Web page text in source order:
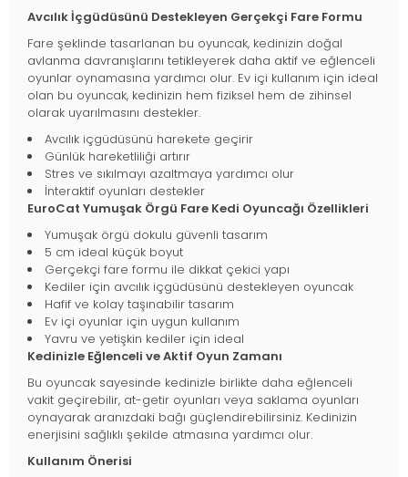
Avcılık İçgüdüsünü Destekleyen Gerçekçi Fare Formu
Fare şeklinde tasarlanan bu oyuncak, kedinizin doğal
avlanma davranışlarını tetikleyerek daha aktif ve eğlenceli
oyunlar oynamasına yardımcı olur. Ev içi kullanım için ideal
olan bu oyuncak, kedinizin hem fiziksel hem de zihinsel
olarak uyarılmasını destekler.
Avcılık içgüdüsünü harekete geçirir
Günlük hareketliliği artırır
Stres ve sıkılmayı azaltmaya yardımcı olur
İnteraktif oyunları destekler
EuroCat Yumuşak Örgü Fare Kedi Oyuncağı Özellikleri
Yumuşak örgü dokulu güvenli tasarım
5 cm ideal küçük boyut
Gerçekçi fare formu ile dikkat çekici yapı
Kediler için avcılık içgüdüsünü destekleyen oyuncak
Hafif ve kolay taşınabilir tasarım
Ev içi oyunlar için uygun kullanım
Yavru ve yetişkin kediler için ideal
Kedinizle Eğlenceli ve Aktif Oyun Zamanı
Bu oyuncak sayesinde kedinizle birlikte daha eğlenceli
vakit geçirebilir, at-getir oyunları veya saklama oyunları
oynayarak aranızdaki bağı güçlendirebilirsiniz. Kedinizin
enerjisini sağlıklı şekilde atmasına yardımcı olur.
Kullanım Önerisi